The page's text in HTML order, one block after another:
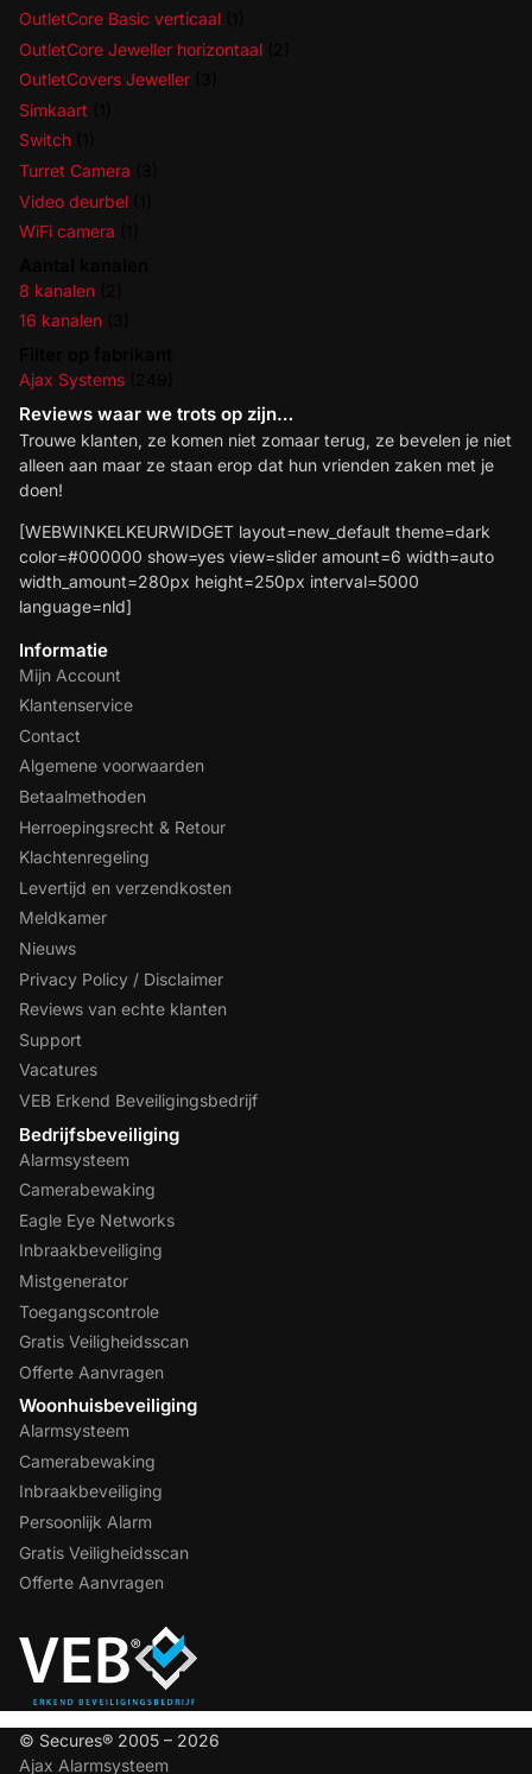
OutletCore Basic verticaal
OutletCore Jeweller horizontaal
OutletCovers Jeweller
Simkaart
Switch
Turret Camera
Video deurbel
WiFi camera
8 kanalen
16 kanalen
Ajax Systems
Reviews waar we trots op zijn…
Trouwe klanten, ze komen niet zomaar terug, ze bevelen je niet
alleen aan maar ze staan erop dat hun vrienden zaken met je
doen!
[WEBWINKELKEURWIDGET layout=new_default theme=dark
color=#000000 show=yes view=slider amount=6 width=auto
width_amount=280px height=250px interval=5000
language=nld]
Informatie
Mijn Account
Klantenservice
Contact
Algemene voorwaarden
Betaalmethoden
Herroepingsrecht & Retour
Klachtenregeling
Levertijd en verzendkosten
Meldkamer
Nieuws
Privacy Policy / Disclaimer
Reviews van echte klanten
Support
Vacatures
VEB Erkend Beveiligingsbedrijf
Bedrijfsbeveiliging
Alarmsysteem
Camerabewaking
Eagle Eye Networks
Inbraakbeveiliging
Mistgenerator
Toegangscontrole
Gratis Veiligheidsscan
Offerte Aanvragen
Woonhuisbeveiliging
Alarmsysteem
Camerabewaking
Inbraakbeveiliging
Persoonlijk Alarm
Gratis Veiligheidsscan
Offerte Aanvragen
© Secures® 2005 – 2026
Ajax Alarmsysteem